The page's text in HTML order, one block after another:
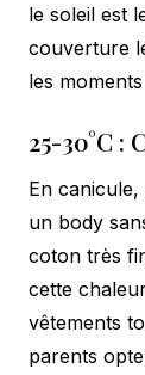
le soleil est
couverture
les
25-30°C :
En
un body
coton très
cette
vêtements
parents